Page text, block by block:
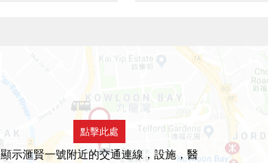
點擊此處
顯示滙賢一號附近的交通連線，設施，醫